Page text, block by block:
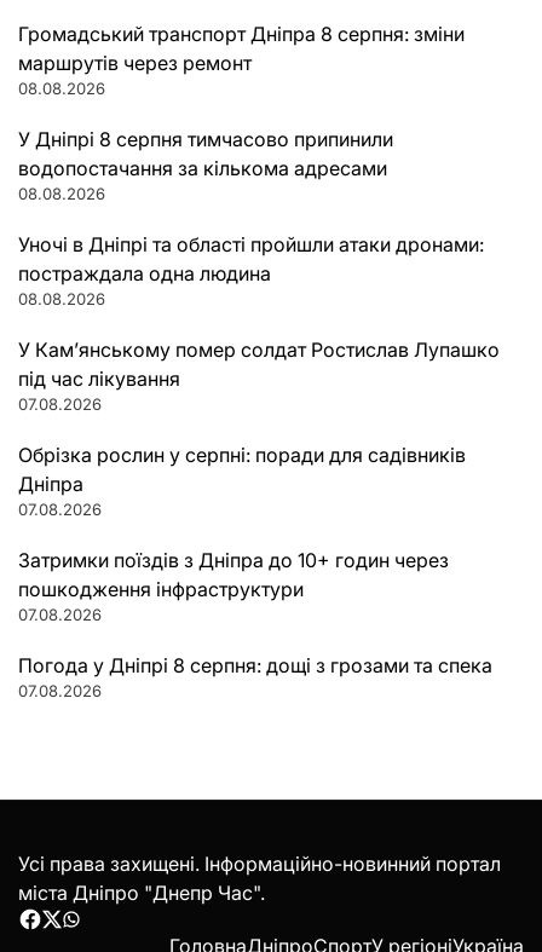
Громадський транспорт Дніпра 8 серпня: зміни
маршрутів через ремонт
08.08.2026
У Дніпрі 8 серпня тимчасово припинили
водопостачання за кількома адресами
08.08.2026
Уночі в Дніпрі та області пройшли атаки дронами:
постраждала одна людина
08.08.2026
У Кам’янському помер солдат Ростислав Лупашко
під час лікування
07.08.2026
Обрізка рослин у серпні: поради для садівників
Дніпра
07.08.2026
Затримки поїздів з Дніпра до 10+ годин через
пошкодження інфраструктури
07.08.2026
Погода у Дніпрі 8 серпня: дощі з грозами та спека
07.08.2026
Усі права захищені. Інформаційно-новинний портал
міста Дніпро "Днепр Час".
Facebook
Twitter
WhatsApp
ГоловнаДніпроСпортУ регіоніУкраїна